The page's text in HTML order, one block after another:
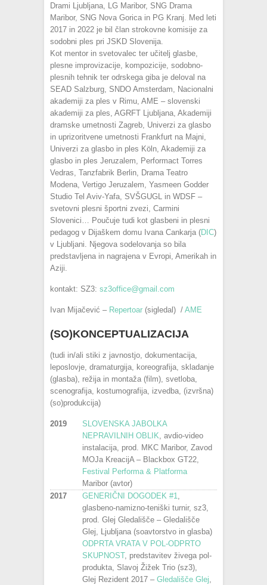
Drami Ljubljana, LG Maribor, SNG Drama
Maribor, SNG Nova Gorica in PG Kranj. Med leti
2017 in 2022 je bil član strokovne komisije za
sodobni ples pri JSKD Slovenija.
Kot mentor in svetovalec ter učitelj glasbe,
plesne improvizacije, kompozicije, sodobno-
plesnih tehnik ter odrskega giba je deloval na
SEAD Salzburg, SNDO Amsterdam, Nacionalni
akademiji za ples v Rimu, AME – slovenski
akademiji za ples, AGRFT Ljubljana, Akademiji
dramske umetnosti Zagreb, Univerzi za glasbo
in uprizoritvene umetnosti Frankfurt na Majni,
Univerzi za glasbo in ples Köln, Akademiji za
glasbo in ples Jeruzalem, Performact Torres
Vedras, Tanzfabrik Berlin, Drama Teatro
Modena, Vertigo Jeruzalem, Yasmeen Godder
Studio Tel Aviv-Yafa, SVŠGUGL in WDSF –
svetovni plesni športni zvezi, Carmini
Slovenici… Poučuje tudi kot glasbeni in plesni
pedagog v Dijaškem domu Ivana Cankarja (DIC)
v Ljubljani. Njegova sodelovanja so bila
predstavljena in nagrajena v Evropi, Amerikah in
Aziji.
kontakt: SZ3: sz3office@gmail.com
Ivan Mijačević – Repertoar (sigledal) / AME
(SO)KONCEPTUALIZACIJA
(tudi in/ali stiki z javnostjo, dokumentacija,
leposlovje, dramaturgija, koreografija, skladanje
(glasba), režija in montaža (film), svetloba,
scenografija, kostumografija, izvedba, (izvršna)
(so)produkcija)
2019
SLOVENSKA JABOLKA
NEPRAVILNIH OBLIK , avdio-video
instalacija, prod. MKC Maribor, Zavod
MOJa KreacijA – Blackbox GT22,
Festival Performa & Platforma
Maribor (avtor)
2017
GENERIČNI DOGODEK #1
glasbeno-namizno-teniški turnir, sz3,
prod. Glej Gledališče – Gledališče
Glej, Ljubljana (soavtorstvo in glasba)
ODPRTA VRATA V POL-ODPRTO
SKUPNOST, predstavitev živega pol-
produkta, Slavoj Žižek Trio (sz3),
Glej Rezident 2017 – Gledališče Glej